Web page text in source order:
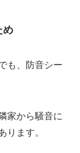
め
も、防音シー
家から騒音に
ります。